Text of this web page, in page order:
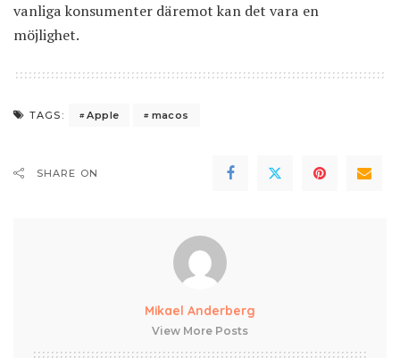
vanliga konsumenter däremot kan det vara en
möjlighet.
TAGS: Apple macos
SHARE ON
Mikael Anderberg
View More Posts